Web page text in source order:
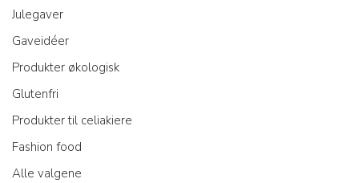
Julegaver
Gaveidéer
Produkter økologisk
Glutenfri
Produkter til celiakiere
Fashion food
Alle valgene